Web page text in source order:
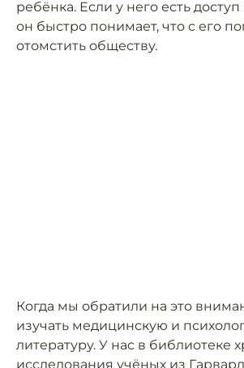
ребёнка. Если у него есть
он быстро понимает, что с его
отомстить обществу.
Когда мы обратили на это
изучать медицинскую и
литературу. У нас в библиотеке
исследования учёных из